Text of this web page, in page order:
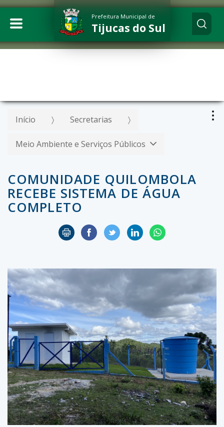
Prefeitura Municipal de
Tijucas do Sul
Início Secretarias
Meio Ambiente e Serviços Públicos
COMUNIDADE QUILOMBOLA
RECEBE SISTEMA DE ÁGUA
COMPLETO